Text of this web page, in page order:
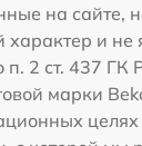
на сайте,
характер и не
п. 2 ст. 437
марки